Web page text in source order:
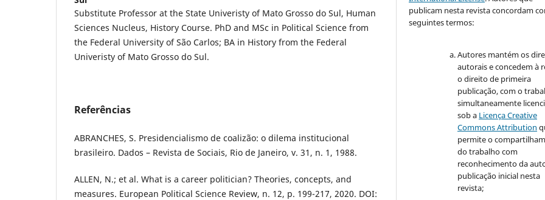
Substitute Professor at the State Univeristy of Mato Grosso do Sul, Human
Sciences Nucleus, History Course. PhD and MSc in Political Science from
the Federal University of São Carlos; BA in History from the Federal
Univeristy of Mato Grosso do Sul.
Referências
ABRANCHES, S. Presidencialismo de coalizão: o dilema institucional
brasileiro. Dados – Revista de Sociais, Rio de Janeiro, v. 31, n. 1, 1988.
ALLEN, N.; et al. What is a career politician? Theories, concepts, and
measures. European Political Science Review, n. 12, p. 199-217, 2020. DOI:
publicam nesta revista concordam
seguintes termos:
Autores mantém os
autorais e concedem à
o direito de primeira
publicação, com o
simultaneamente
sob a Licença Creative
Commons Attribution
permite o
do trabalho com
reconhecimento da
publicação inicial nesta
revista;